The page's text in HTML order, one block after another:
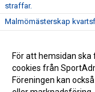
straffar.
Malmömästerskap
Ny hemsida
Fair Play pris
För att hemsidan
cookies från
Föreningen kan